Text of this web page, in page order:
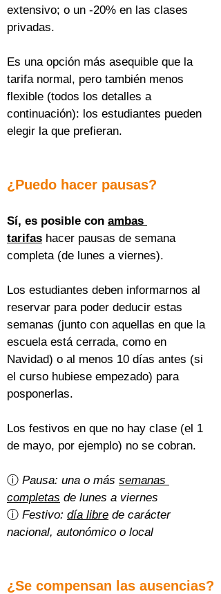
extensivo; o un -20% en las clases
privadas.
Es una opción más asequible que la
tarifa normal, pero también menos
flexible (todos los detalles a
continuación): los estudiantes pueden
elegir la que prefieran.
¿Puedo hacer pausas?
Sí, es posible con ambas
tarifas hacer pausas de semana
completa (de lunes a viernes).
Los estudiantes deben informarnos al
reservar para poder deducir estas
semanas (junto con aquellas en que la
escuela está cerrada, como en
Navidad) o al menos 10 días antes (si
el curso hubiese empezado) para
posponerlas.
Los festivos en que no hay clase (el 1
de mayo, por ejemplo) no se cobran.
ⓘ Pausa: una o más semanas
completas de lunes a viernes
ⓘ Festivo: día libre de carácter
nacional, autonómico o local
¿Se compensan las ausencias?